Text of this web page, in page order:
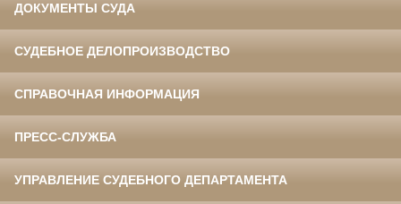
ДОКУМЕНТЫ СУДА
СУДЕБНОЕ ДЕЛОПРОИЗВОДСТВО
СПРАВОЧНАЯ ИНФОРМАЦИЯ
ПРЕСС-СЛУЖБА
УПРАВЛЕНИЕ СУДЕБНОГО ДЕПАРТАМЕНТА